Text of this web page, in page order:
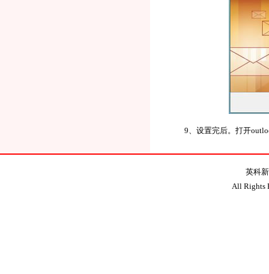
9、设置完后。打开
英科
All Rights